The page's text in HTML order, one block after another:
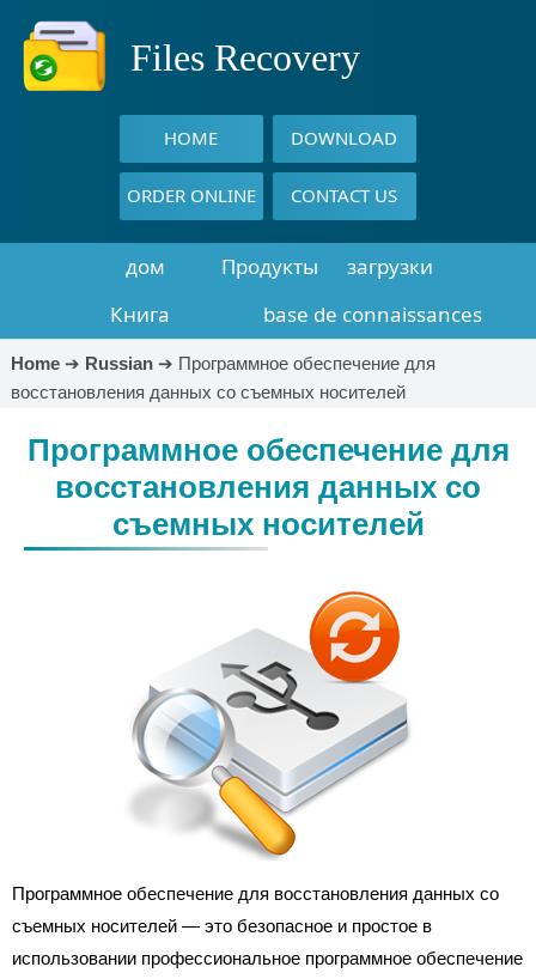
Files Recovery
HOME DOWNLOAD
ORDER ONLINE CONTACT US
дом Продукты
загрузки
Книга
восстановления
данных
base de connaissances
Home➔ Russian➔ Программное обеспечение для
восстановления данных со съемных носителей
Программное обеспечение для
восстановления данных со
съемных носителей
Программное обеспечение для восстановления данных со
съемных носителей — это безопасное и простое в
использовании профессиональное программное обеспечение